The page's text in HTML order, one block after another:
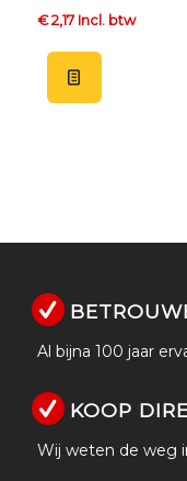
€ 2,17 Incl. btw
Al bijna 100 jaar
KOOP
Wij weten de weg